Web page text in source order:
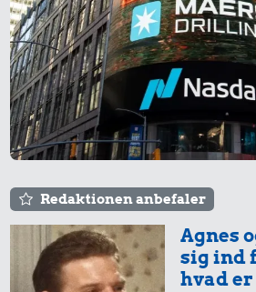
Redaktionen anbefaler
Agnes
sig ind
hvad er